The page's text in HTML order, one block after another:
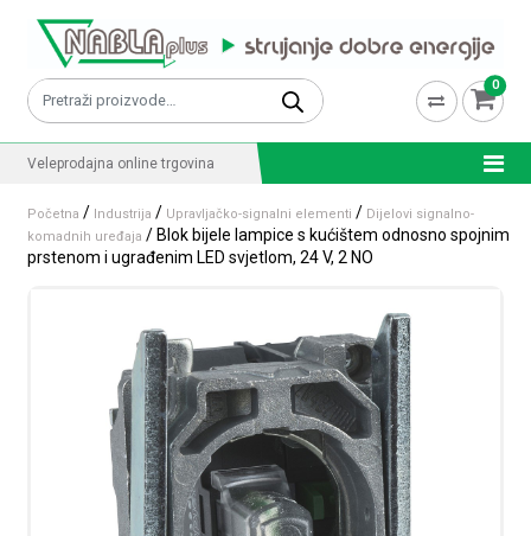
Pretraži: 0
Veleprodajna online trgovina
Početna / Industrija / Upravljačko-signalni elementi / Dijelovi signalno-
komadnih uređaja / Blok bijele lampice s kućištem odnosno spojnim
prstenom i ugrađenim LED svjetlom, 24 V, 2 NO